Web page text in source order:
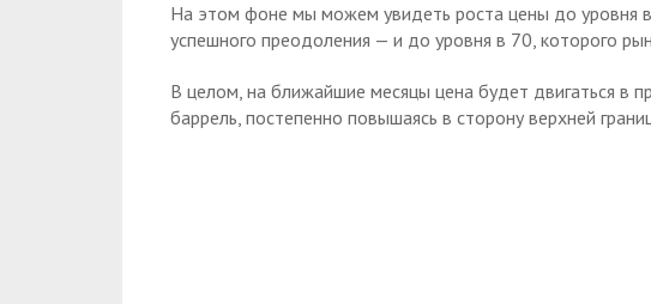
На этом фоне мы можем увидеть роста цены до уровня в
успешного преодоления — и до уровня в 70, которого
В целом, на ближайшие месяцы цена будет двигаться в
баррель, постепенно повышаясь в сторону верхней